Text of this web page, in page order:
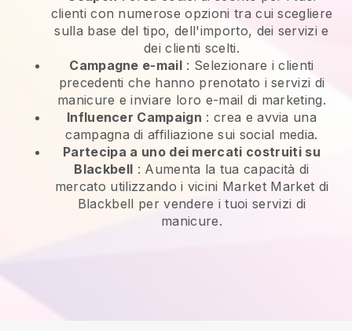
clienti con numerose opzioni tra cui scegliere
sulla base del tipo, dell'importo, dei servizi e
dei clienti scelti.
Campagne e-mail : Selezionare i clienti
precedenti che hanno prenotato i servizi di
manicure e inviare loro e-mail di marketing.
Influencer Campaign : crea e avvia una
campagna di affiliazione sui social media.
Partecipa a uno dei mercati costruiti su
Blackbell : Aumenta la tua capacità di
mercato utilizzando i vicini Market Market di
Blackbell per vendere i tuoi servizi di
manicure.